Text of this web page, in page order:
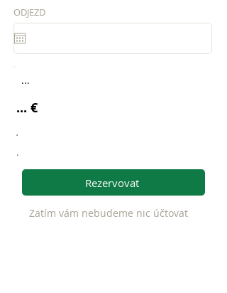
ODJEZD
...
... €
.
.
Rezervovat
Zatím vám nebudeme nic účtovat